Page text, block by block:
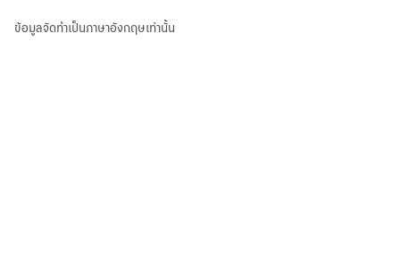
ข้อมูลจัดทำเป็นภาษาอังกฤษเท่านั้น